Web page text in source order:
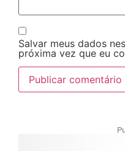
Salvar meus dados
próxima vez que eu